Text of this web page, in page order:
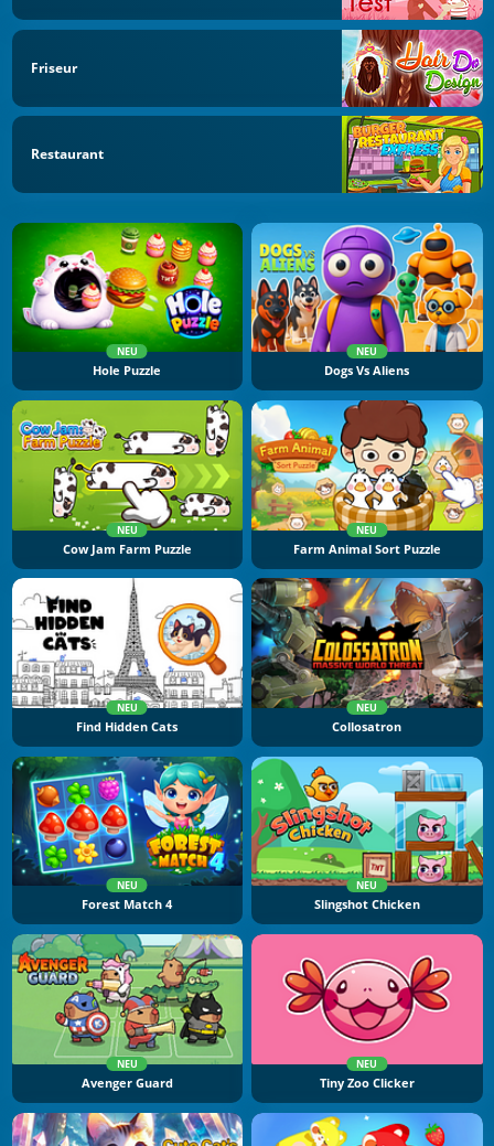
Friseur
Restaurant
NEU
Hole Puzzle
NEU
Dogs Vs Aliens
NEU
Cow Jam Farm Puzzle
NEU
Farm Animal Sort Puzzle
NEU
Find Hidden Cats
NEU
Collosatron
NEU
Forest Match 4
NEU
Slingshot Chicken
NEU
Avenger Guard
NEU
Tiny Zoo Clicker